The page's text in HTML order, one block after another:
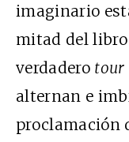
imaginario
mitad del
verdadero tour
alternan e
proclamación